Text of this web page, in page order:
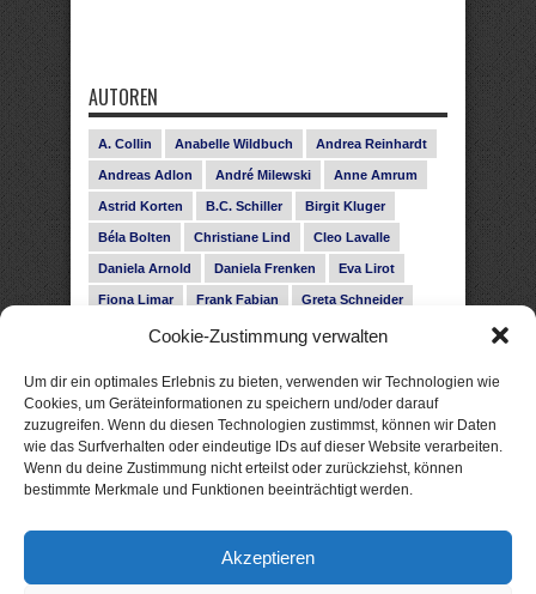
Cookie-Zustimmung verwalten
Um dir ein optimales Erlebnis zu bieten, verwenden wir Technologien wie
Cookies, um Geräteinformationen zu speichern und/oder darauf
zuzugreifen. Wenn du diesen Technologien zustimmst, können wir Daten
wie das Surfverhalten oder eindeutige IDs auf dieser Website verarbeiten.
Wenn du deine Zustimmung nicht erteilst oder zurückziehst, können
bestimmte Merkmale und Funktionen beeinträchtigt werden.
Akzeptieren
AUTOREN
A. Collin Anabelle Wildbuch Andrea Reinhardt
Andreas Adlon André Milewski Anne Amrum
Astrid Korten B.C. Schiller Birgit Kluger
Béla Bolten Christiane Lind Cleo Lavalle
Daniela Arnold Daniela Frenken Eva Lirot
Fiona Limar Frank Fabian Greta Schneider
Gunnar Schwarz Hanna Holmgren
Josefine Weiss Karolyn Ciseau
Leonie Haubrich Lilly Labord Livia Pipes
Malin Blunk Marcus Hünnebeck Martin Krist
Melisa Schwermer Nele Bruun Nika Lubitsch
Roxann Hill